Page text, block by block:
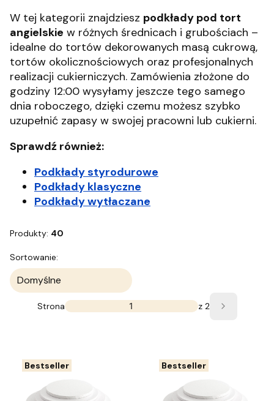
W tej kategorii znajdziesz podkłady pod tort
angielskie w różnych średnicach i grubościach –
idealne do tortów dekorowanych masą cukrową,
tortów okolicznościowych oraz profesjonalnych
realizacji cukierniczych. Zamówienia złożone do
godziny 12:00 wysyłamy jeszcze tego samego
dnia roboczego, dzięki czemu możesz szybko
uzupełnić zapasy w swojej pracowni lub cukierni.
Sprawdź również:
Podkłady styrodurowe
Podkłady klasyczne
Podkłady wytłaczane
Produkty: 40
Lista produktów
Sortowanie:
Domyślne
Strona z 2
Bestseller Bestseller